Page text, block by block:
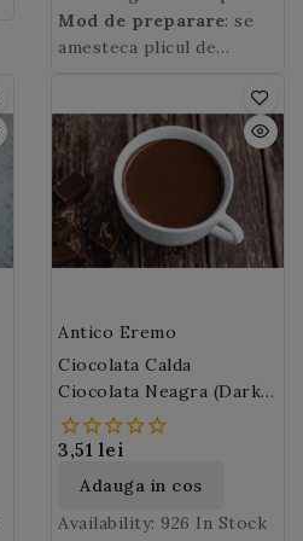
si zahar, la fel de
irezistibila ca un baton
de viata. Insa sezonul
rece aduce cu el mici
ciocolata
calda Antico Eremo
! O
cana deciocolata calda
Gold clasica Antico
Eremoaduce un zambet,
va va incalzi intr-o zi
racoroasa si va va da o
Mod de preparare: se
amesteca plicul de
Eremo
de 30 gr. cu 125
ml lapte si se fierbe la
steamer.
Antico Eremo
Ciocolata Calda
Ciocolata Neagra (Dark)
Antico Eremo
3,51 lei
Adauga in cos
Availability: 926 In Stock